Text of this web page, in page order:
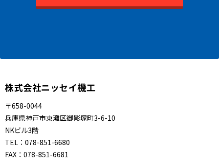
株式会社ニッセイ機工
〒658-0044
兵庫県神戸市東灘区御影塚町3-6-10
NKビル3階
TEL： 078-851-6680
FAX： 078-851-6681